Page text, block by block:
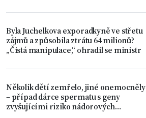
Byla Juchelkova exporadkyně ve střetu
zájmů a způsobila ztrátu 64 milionů?
„Čistá manipulace,“ ohradil se ministr
Několik dětí zemřelo, jiné onemocněly
– případ dárce spermatu s geny
zvyšujícími riziko nádorových